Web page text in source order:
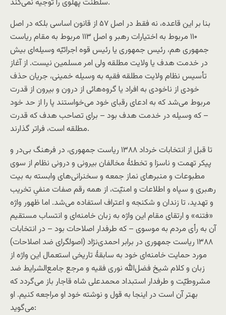
سلطنت پهلوی را توجیه نمی‌کند.
بنا بر این قاعده، نه فقط در اصل ۵۷ از قانون اساسی بلکه در اصل
۱۱۰ مربوط به اختیارات رهبر و اصل ۱۱۳ مربوط به مقام ریاست
جمهوری هم، رئیس جمهوری یا رئیس قوه اجرائیّه وسیله‌ای بیش
در خدمت هدف یا ولایت مطلقه ولی امر مسلمین نیست. از آغاز
تأسیس نظام ولایت مطلقه فقیه به وسیله خمینی، جریان حذف
خودی از ناخودی به افراد یا گروه‌هائی از درون و بیرون از قدرت
مربوط می‌شد که به ادعای رقبای خود می‌خواستند پا را از حد خود
– که وسیله در خدمت هدف بود – برای تصاحب هدف که قدرت
مطلقه است، فرا‌تر گذارند.
تا قبل از انتخابات خرداد ۱۳۸۸ ریاست جمهوری، در فرهنگ بی‌در و
پیکر تهمت و ناسزا و تخطئهٔ مخالفان بیرونی و درونی نظام از سوی
مطبوعات و منبرهای نماز جمعه و سخنرانی‌های وابسته به بیت
رهبری و سپاه و اطلاعات و امنیّت، از همه رقم صفات منفیِ تخریب
و تهدید، تا زندان و شکنجه و اعتراف استفاده می‌شد. اما ظهور واژه
«فتنه» و ارتقای مقام این واژه به زبان خامنه‌ای و انتساب مستقیم
آن به رأی مردم به موسوی – که طرفدار اصلاحات بود – در انتخابات
۱۳۸۸ ریاست جمهوری در برابر احمدی‌نژاد (اصولگرای ضد اصلاحات)
مورد حمایت خامنه‌ای خود به سابقهٔ تاریخی استعمال این واژه از
زبان و کلام شیخ فضل‌الله نوری فقیه و مرجع جامع‌الشرایط ضد
مشروطیّت و طرفدار استبداد محمدعلی شاه قاجار باز می‌گردد که
بهتر آن است در اینجا به قول و نوشته خود او مراجعه کنیم. او
می‌گوید: